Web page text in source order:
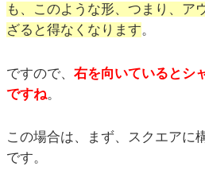
も、このような形、つまり、ア
ざると得なくなります。
ですので、 右を向いているとシ
ですね。
この場合は、まず、スクエアに
です。